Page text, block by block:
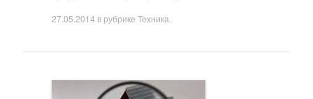
27.05.2014 в рубрике Техника